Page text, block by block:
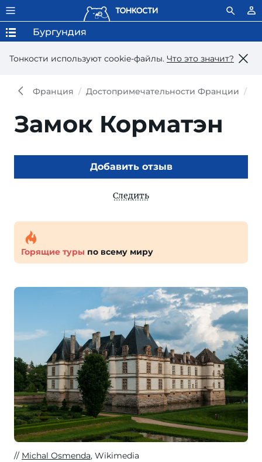
Тонкости используют сookie-файлы. Что это значит?
Бургундия
Франция Достопримечательности Франции
Замок Корматэн
Добавить отзыв
Следить
Горящие туры по всему миру
Michal Osmenda, Wikimedia